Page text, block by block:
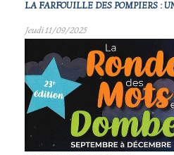
LA FARFOUILLE DES POMPIERS :
Jeudi 11/09/2025